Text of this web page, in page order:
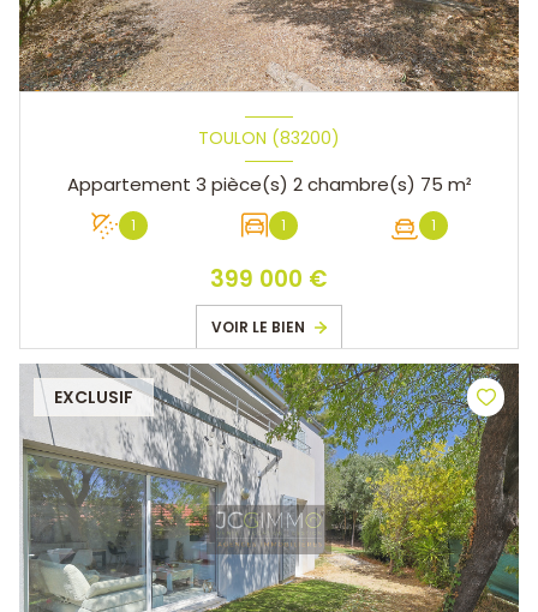
TOULON (83200)
Appartement 3 pièce(s) 2 chambre(s) 75 m²
1 1 1
399 000 €
VOIR LE BIEN
EXCLUSIF